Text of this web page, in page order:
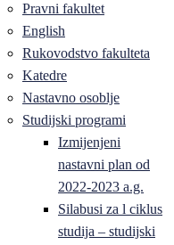
Pravni fakultet
English
Rukovodstvo fakulteta
Katedre
Nastavno osoblje
Studijski programi
Izmijenjeni
nastavni plan od
2022-2023 a.g.
Silabusi za l ciklus
studija – studijski